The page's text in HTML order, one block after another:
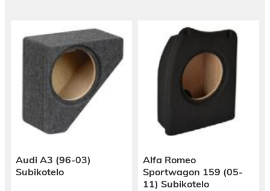
Audi A3 (96-03)
Subikotelo
Alfa Romeo
Sportwagon 159 (05-
11) Subikotelo